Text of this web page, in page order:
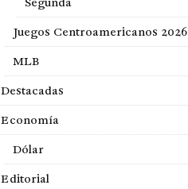
Juegos Centroamericanos 2026
MLB
Destacadas
Economía
Dólar
Editorial